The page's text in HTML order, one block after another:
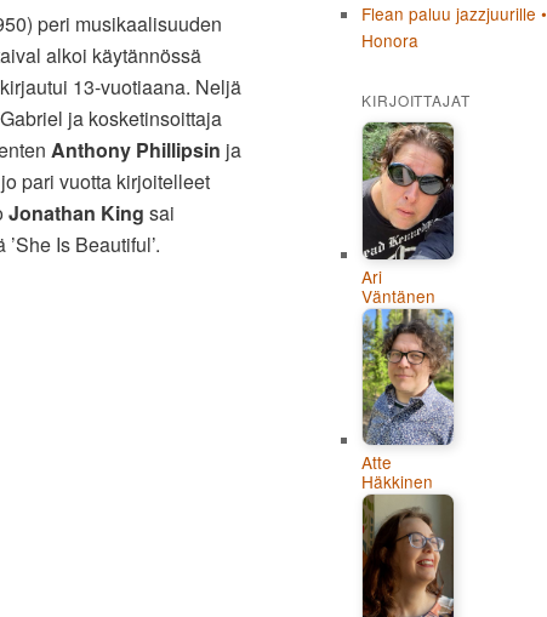
peri musikaalisuuden
alkoi käytännössä
13-vuotiaana. Neljä
ja kosketinsoittaja
Anthony Phillipsin ja
pari vuotta kirjoitelleet
Jonathan King sai
Is Beautiful’.
Flean paluu jazzjuurille •
Honora
KIRJOITTAJAT
Ari
Väntänen
Atte
Häkkinen